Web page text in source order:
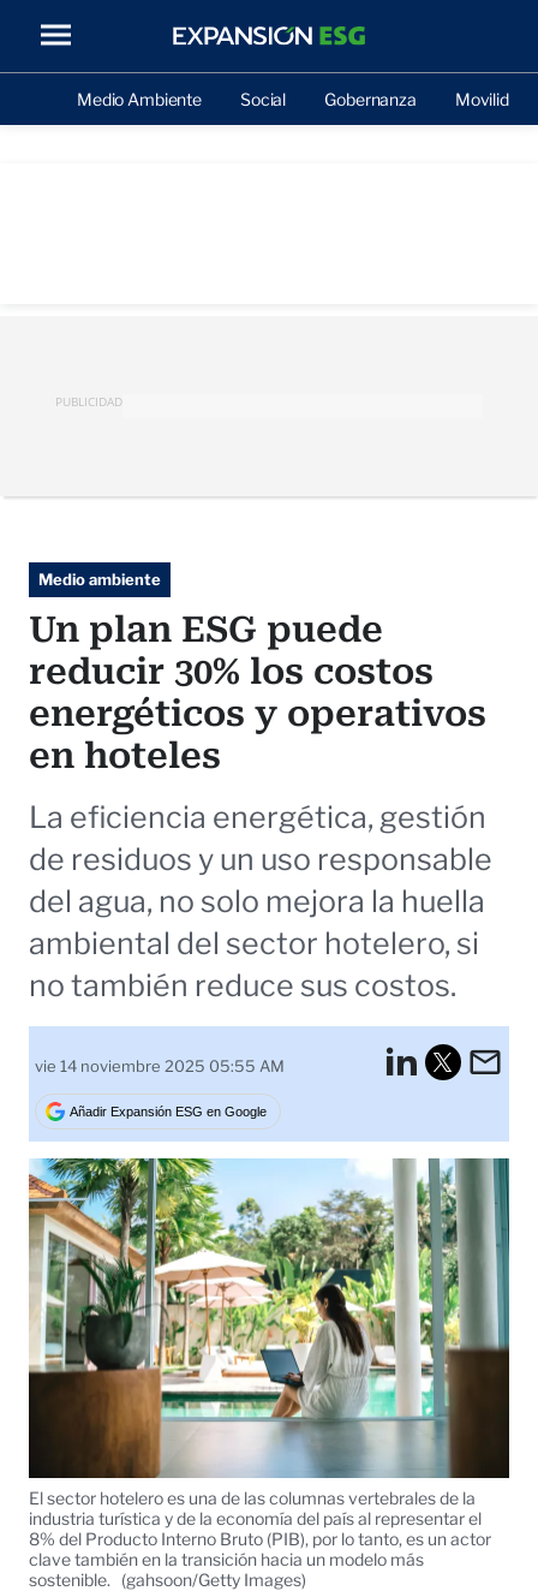
Medio Ambiente Social Gobernanza Movilidad
PUBLICIDAD
Medio ambiente
Un plan ESG puede
reducir 30% los costos
energéticos y operativos
en hoteles
La eficiencia energética, gestión
de residuos y un uso responsable
del agua, no solo mejora la huella
ambiental del sector hotelero, si
no también reduce sus costos.
vie 14 noviembre 2025 05:55 AM
Añadir Expansión ESG en Google
El sector hotelero es una de las columnas vertebrales de la
industria turística y de la economía del país al representar el
8% del Producto Interno Bruto (PIB), por lo tanto, es un actor
clave también en la transición hacia un modelo más
sostenible.
(gahsoon/Getty Images)